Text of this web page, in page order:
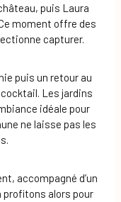
puis Laura
moment offre des
capturer.
puis un retour au
Les jardins
idéale pour
ne laisse pas les
accompagné d’un
profitons alors pour